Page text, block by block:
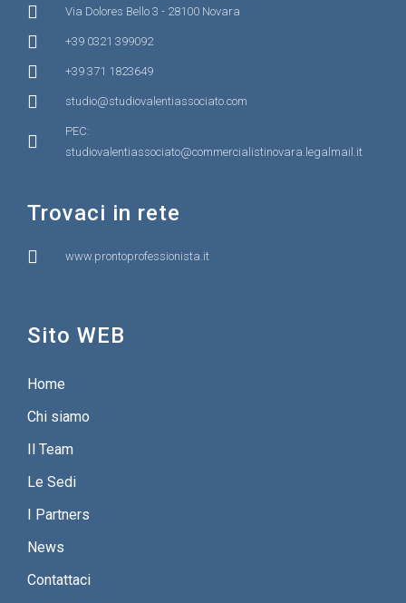
Via Dolores Bello 3 - 28100 Novara
+39 0321 399092
+39 371 1823649
studio@studiovalentiassociato.com
PEC:
studiovalentiassociato@commercialistinovara.legalmail.it
Trovaci in rete
www.prontoprofessionista.it
Sito WEB
Home
Chi siamo
Il Team
Le Sedi
I Partners
News
Contattaci